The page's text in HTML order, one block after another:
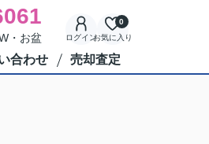
・お盆 ログインお気に入り
0
合わせ 売却査定